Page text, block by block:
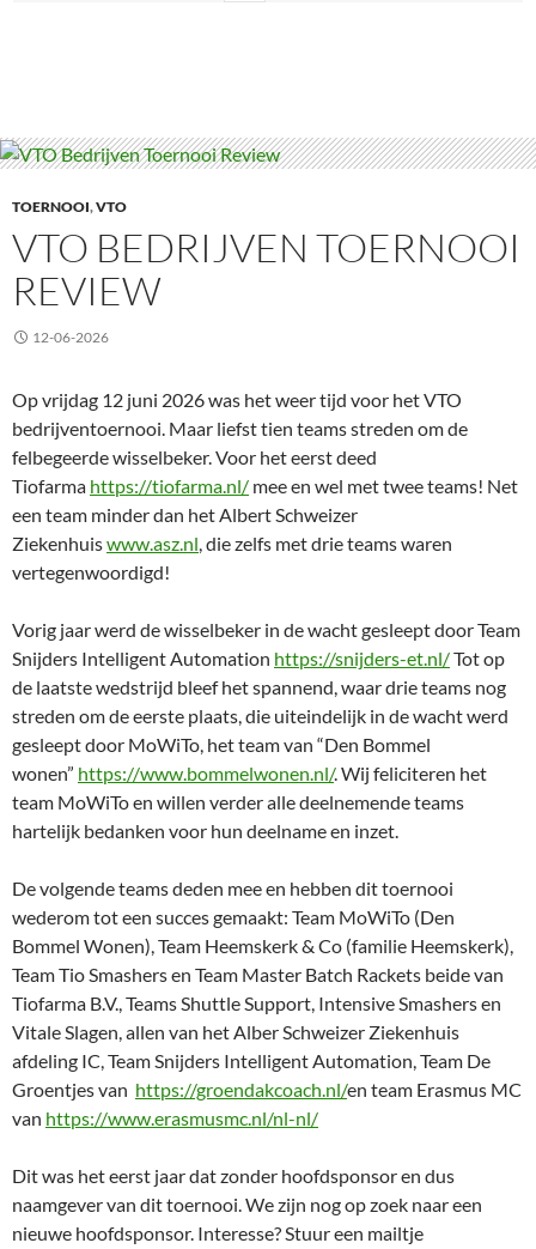
TOERNOOI,VTO
VTO BEDRIJVEN TOERNOOI
REVIEW
12-06-2026
Op vrijdag 12 juni 2026 was het weer tijd voor het VTO
bedrijventoernooi. Maar liefst tien teams streden om de
felbegeerde wisselbeker. Voor het eerst deed
Tiofarma https://tiofarma.nl/ mee en wel met twee teams! Net
een team minder dan het Albert Schweizer
Ziekenhuiswww.asz.nl, die zelfs met drie teams waren
vertegenwoordigd!
Vorig jaar werd de wisselbeker in de wacht gesleept door Team
Snijders Intelligent Automation https://snijders-et.nl/Tot op
de laatste wedstrijd bleef het spannend, waar drie teams nog
streden om de eerste plaats, die uiteindelijk in de wacht werd
gesleept door MoWiTo, het team van “Den Bommel
wonen” https://www.bommelwonen.nl/. Wij feliciteren het
team MoWiTo en willen verder alle deelnemende teams
hartelijk bedanken voor hun deelname en inzet.
De volgende teams deden mee en hebben dit toernooi
wederom tot een succes gemaakt: Team MoWiTo (Den
Bommel Wonen), Team Heemskerk & Co (familie Heemskerk),
Team Tio Smashers en Team Master Batch Rackets beide van
Tiofarma B.V., Teams Shuttle Support, Intensive Smashers en
Vitale Slagen, allen van het Alber Schweizer Ziekenhuis
afdeling IC, Team Snijders Intelligent Automation, Team De
Groentjes van https://groendakcoach.nl/en team Erasmus MC
van https://www.erasmusmc.nl/nl-nl/
Dit was het eerst jaar dat zonder hoofdsponsor en dus
naamgever van dit toernooi. We zijn nog op zoek naar een
nieuwe hoofdsponsor. Interesse? Stuur een mailtje